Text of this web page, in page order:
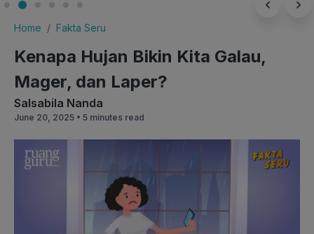
Home Fakta Seru
Kenapa Hujan Bikin Kita Galau,
Mager, dan Laper?
Salsabila Nanda
June 20, 2025 • 5 minutes read